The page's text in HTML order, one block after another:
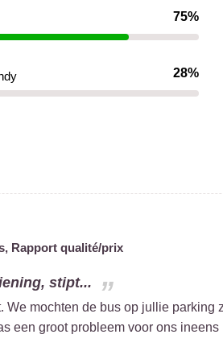
75%
28%
Rapport qualité/prix
stipt...
mochten de bus op jullie parking
een groot probleem voor ons ineens